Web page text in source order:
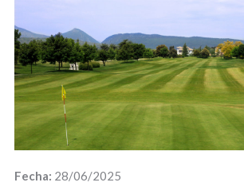
Fecha: 28/06/2025